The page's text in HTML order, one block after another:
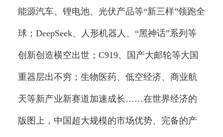
能源汽车、锂电池、光伏产品等“新三样”领跑全
球；DeepSeek、人形机器人、“黑神话”系列等
创新创造横空出世；C919、国产大邮轮等大国
重器层出不穷；生物医药、低空经济、商业航
天等新产业新赛道加速成长……在世界经济的
版图上，中国超大规模的市场优势、完备的产